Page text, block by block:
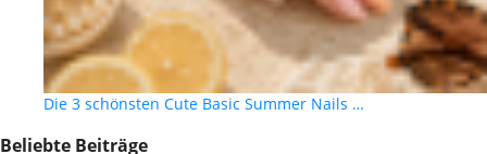
Die 3 schönsten Cute Basic Summer Nails …
Beliebte Beiträge